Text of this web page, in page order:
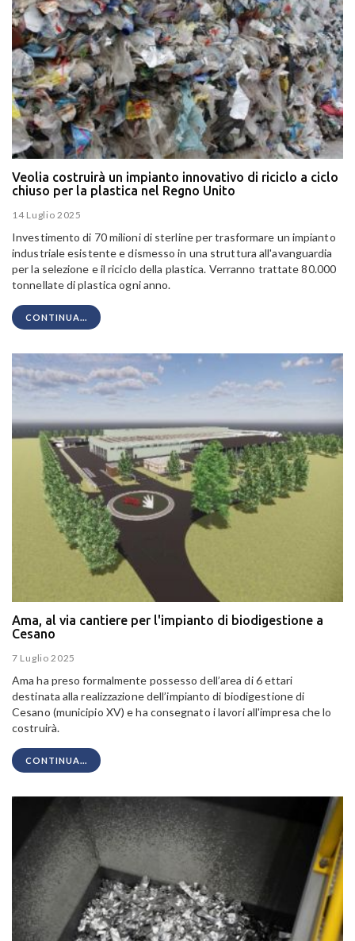
Veolia costruirà un impianto innovativo di riciclo a ciclo
chiuso per la plastica nel Regno Unito
14 Luglio 2025
Investimento di 70 milioni di sterline per trasformare un impianto
industriale esistente e dismesso in una struttura all'avanguardia
per la selezione e il riciclo della plastica. Verranno trattate 80.000
tonnellate di plastica ogni anno.
CONTINUA...
Ama, al via cantiere per l'impianto di biodigestione a
Cesano
7 Luglio 2025
Ama ha preso formalmente possesso dell’area di 6 ettari
destinata alla realizzazione dell’impianto di biodigestione di
Cesano (municipio XV) e ha consegnato i lavori all'impresa che lo
costruirà.
CONTINUA...